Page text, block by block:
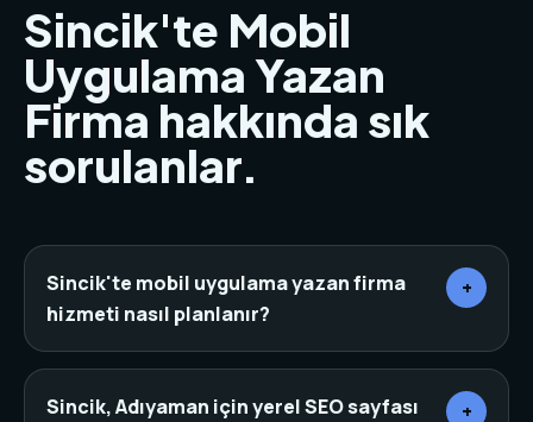
Sincik'te Mobil
Uygulama Yazan
Firma hakkında sık
sorulanlar.
Sincik'te mobil uygulama yazan firma
hizmeti nasıl planlanır?
+
Önce sektör, rakipler, hedef müşteri ve mevcut
dijital varlıklar incelenir. Ardından sayfa mimarisi,
Sincik, Adıyaman için yerel SEO sayfası
+